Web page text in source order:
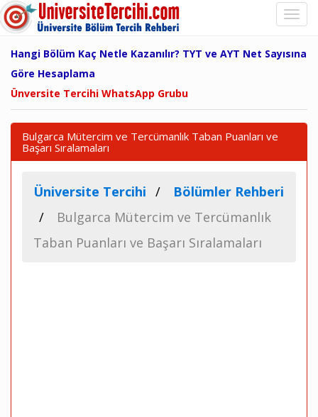
Hangi Bölüm Kaç Netle Kazanılır? TYT ve AYT Net Sayısına
Göre Hesaplama
Ünversite Tercihi WhatsApp Grubu
Bulgarca Mütercim ve Tercümanlık Taban Puanları ve
Başarı Sıralamaları
Üniversite Tercihi
Bölümler Rehberi
Bulgarca Mütercim ve Tercümanlık
Taban Puanları ve Başarı Sıralamaları